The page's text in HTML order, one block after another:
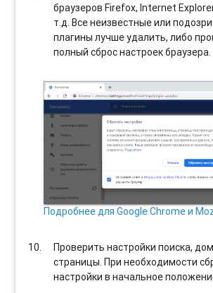
браузеров Firefox, Internet
т.д. Все неизвестные или
плагины лучше удалить, либо
полный сброс настроек браузера.
Подробнее для Google Chrome и
Проверить настройки поиска,
страницы. При необходимости
настройки в начальное